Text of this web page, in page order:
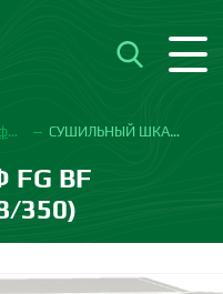
СУШИЛЬНЫЙ ШКАФ FG BF 55S ( аналог SNOL 58/350)
BF
350)